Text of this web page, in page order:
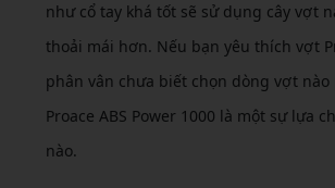
như cổ tay khá tốt sẽ sử dụng cây vợt
thoải mái hơn. Nếu bạn yêu thích vợt
phân vân chưa biết chọn dòng vợt
Proace ABS Power 1000 là một sự lựa
nào.